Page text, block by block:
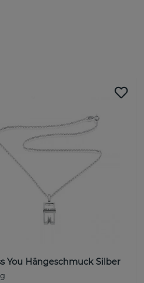
You Hängeschmuck Silber